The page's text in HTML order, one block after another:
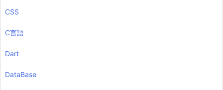
CSS
C言語
Dart
DataBase